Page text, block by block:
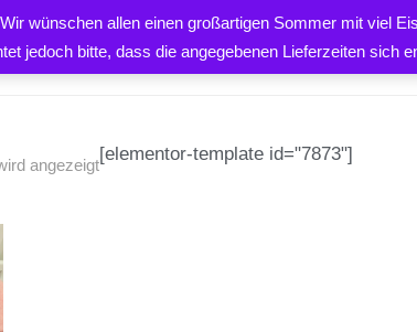
wünschen allen einen großartigen Sommer mit viel
jedoch bitte, dass die angegebenen Lieferzeiten sich
ÜBER UNS KONTAKT
[elementor-template id="7873"]
angezeigt